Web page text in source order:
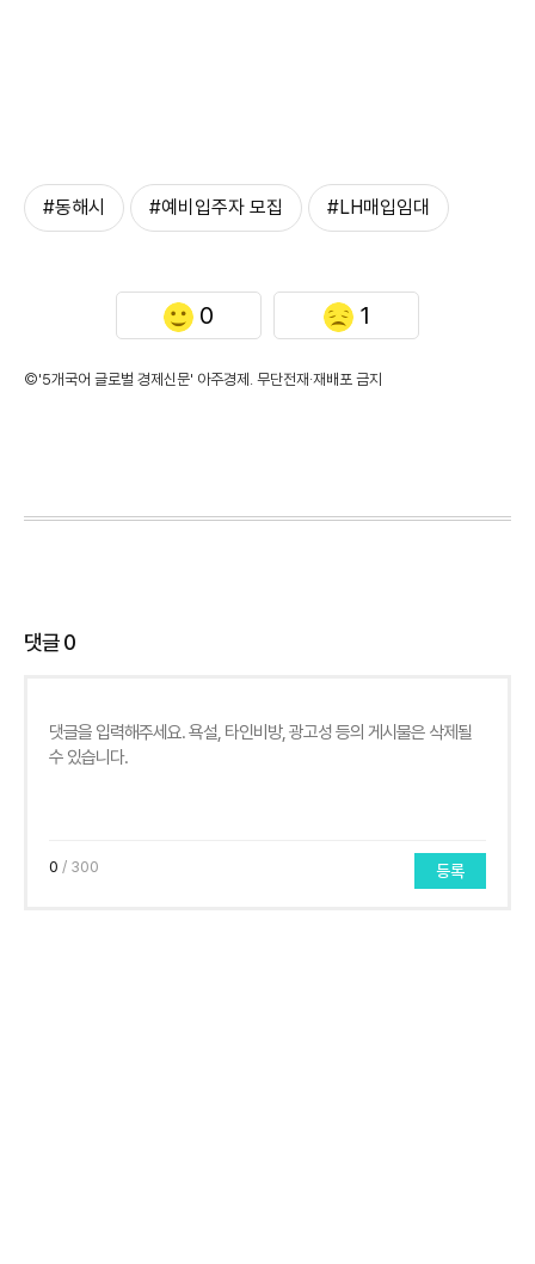
#동해시 #예비입주자 모집 #LH매입임대
0 1
©'5개국어 글로벌 경제신문' 아주경제. 무단전재·재배포 금지
댓글0
0 / 300 등록